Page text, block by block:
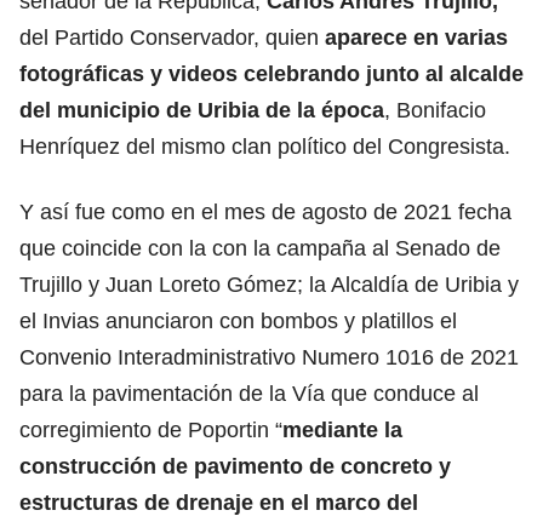
del Partido Conservador, quien aparece en varias
fotográficas y videos celebrando junto al alcalde
del municipio de Uribia de la época, Bonifacio
Henríquez del mismo clan político del Congresista.
Y así fue como en el mes de agosto de 2021 fecha
que coincide con la con la campaña al Senado de
Trujillo y Juan Loreto Gómez; la Alcaldía de Uribia y
el Invias anunciaron con bombos y platillos el
Convenio Interadministrativo Numero 1016 de 2021
para la pavimentación de la Vía que conduce al
corregimiento de Poportin “mediante la
construcción de pavimento de concreto y
estructuras de drenaje en el marco del